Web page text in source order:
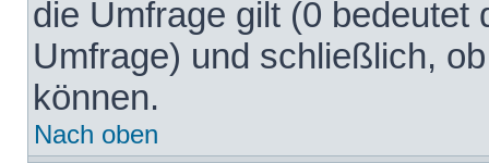
die Umfrage gilt (0 bedeutet
Umfrage) und schließlich,
können.
Nach oben